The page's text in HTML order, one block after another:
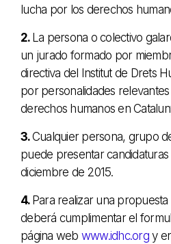
lucha por los derechos
2. La persona o colectivo
un jurado formado por
directiva del Institut de Drets
por personalidades
derechos humanos en
3.Cualquier persona, grupo
puede presentar
diciembre de 2015.
4. Para realizar una
deberá cumplimentar el
página web www.idhc.orgy